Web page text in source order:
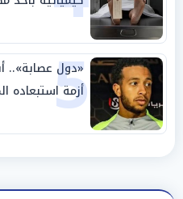
5
«دول
أزمة استبعاده